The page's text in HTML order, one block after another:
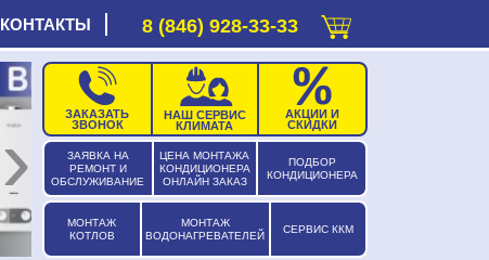
КОНТАКТЫ 8 (846) 928-33-33
ЗАЯВКА НА
РЕМОНТ И
ОБСЛУЖИВАНИЕ
ЦЕНА МОНТАЖА
КОНДИЦИОНЕРА
ОНЛАЙН ЗАКАЗ
ПОДБОР
КОНДИЦИОНЕРА
МОНТАЖ
КОТЛОВ
МОНТАЖ
ВОДОНАГРЕВАТЕЛЕЙ
СЕРВИС ККМ
ЗАКАЗАТЬ
ЗВОНОК
НАШ СЕРВИС
КЛИМАТА
АКЦИИ И
СКИДКИ
›